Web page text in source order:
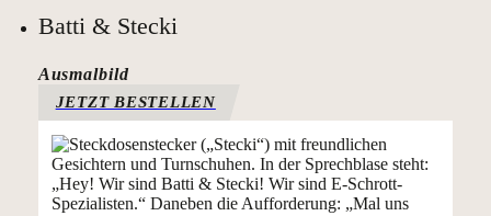
Batti & Stecki
Ausmalbild
JETZT BESTELLEN